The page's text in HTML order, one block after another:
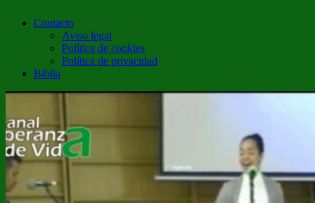
Contacto
Aviso legal
Política de cookies
Política de privacidad
Biblia